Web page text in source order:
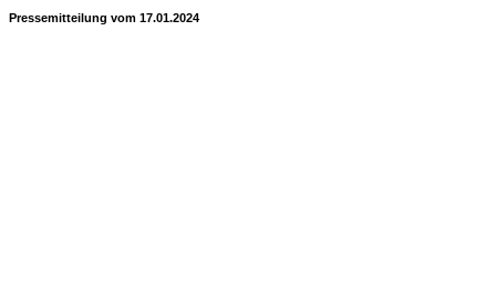
Pressemitteilung vom 17.01.2024